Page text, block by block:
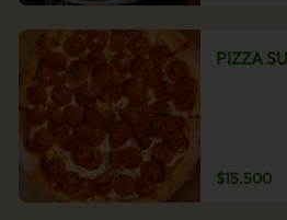
PIZZA
$15.500